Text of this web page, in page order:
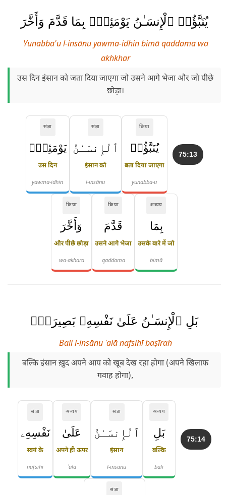
يُنَبَّؤُا۟ ٱلْإِنسَـٰنُ يَوْمَئِذٍۭ بِمَا قَدَّمَ وَأَخَّرَ
Yunabba'u l-insānu yawma-idhin bimā qaddama wa
akhkhar
उस दिन इंसान को जता दिया जाएगा जो उसने आगे भेजा और जो पीछे
छोड़ा।
75:13
क्रिया
يُنَبَّؤُا۟
बता दिया जाएगा
yunabba-u
संज्ञा
ٱلْإِنسَـٰنُ
इंसान को
l-insānu
संज्ञा
يَوْمَئِذٍۭ
उस दिन
yawma-idhin
अव्यय
بِمَا
उसके बारे में जो
bimā
क्रिया
قَدَّمَ
उसने आगे भेजा
qaddama
क्रिया
وَأَخَّرَ
और पीछे छोड़ा
wa-akhara
بَلِ ٱلْإِنسَـٰنُ عَلَىٰ نَفْسِهِۦ بَصِيرَةٌۭ
Bali l-insānu ʿalā nafsihī baṣīrah
बल्कि इंसान ख़ुद अपने आप को खूब देख रहा होगा (अपने खिलाफ
गवाह होगा),
75:14
अव्यय
بَلِ
बल्कि
bali
संज्ञा
ٱلْإِنسَـٰنُ
इंसान
l-insānu
अव्यय
عَلَىٰ
अपने ही ऊपर
ʿalā
संज्ञा
نَفْسِهِۦ
स्वयं के
nafsihi
संज्ञा